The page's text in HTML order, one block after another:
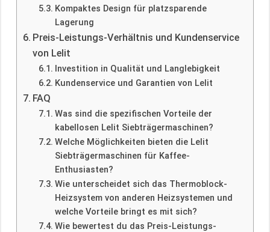
Kompaktes Design für platzsparende
Lagerung
Preis-Leistungs-Verhältnis und Kundenservice
von Lelit
Investition in Qualität und Langlebigkeit
Kundenservice und Garantien von Lelit
FAQ
Was sind die spezifischen Vorteile der
kabellosen Lelit Siebträgermaschinen?
Welche Möglichkeiten bieten die Lelit
Siebträgermaschinen für Kaffee-
Enthusiasten?
Wie unterscheidet sich das Thermoblock-
Heizsystem von anderen Heizsystemen und
welche Vorteile bringt es mit sich?
Wie bewertest du das Preis-Leistungs-